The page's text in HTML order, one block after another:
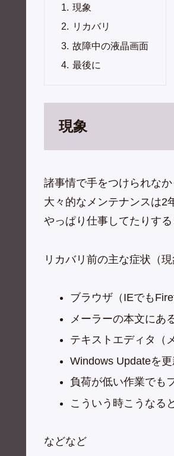
現象
リカバリ
故障中の液晶画面
最後に
現象
諸事情で手をつけられな
大々的なメンテナンスは2
やっぱり仕事してたりす
リカバリ前の主な症状（現
ブラウザ（IEでも
メーラーの本文にあ
テキストエディタ（
Windows Updateを
負荷が低い作業でも
こういう時こうなる
などなど